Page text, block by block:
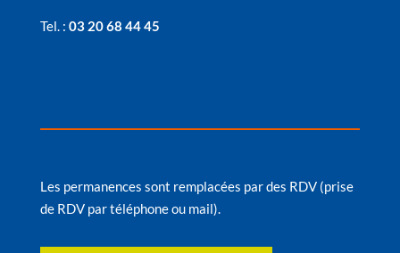
Tel. : 03 20 68 44 45
Les permanences sont remplacées par des RDV (prise
de RDV par téléphone ou mail).